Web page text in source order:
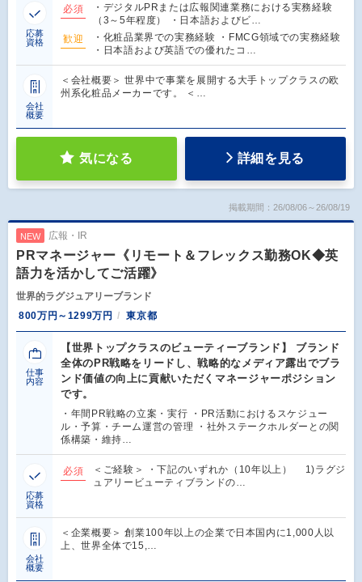
応募
資格
必須
・デジタルPRまたは広報関連業務における実務経験
（3～5年程度） ・日本語およびビ…
歓迎
・化粧品業界での実務経験 ・FMCG領域での実務経験
・日本語および英語での優れたコ…
会社
概要
＜会社概要＞ 世界中で事業を展開する大手トップクラスの欧
州系化粧品メーカーです。 ＜…
気になる 詳細を見る
掲載期間：26/08/06～26/08/19
NEW 広報・IR
PRマネージャー《リモート＆フレックス勤務OK◆英
語力を活かしてご活躍》
世界的ラグジュアリーブランド
800万円～1299万円
東京都
仕事
内容
【世界トップクラスのビューティーブランド】 ブランド
全体のPR戦略をリードし、戦略的なメディア露出でブラ
ンド価値の向上に貢献いただくマネージャーポジション
です。
・年間PR戦略の立案・実行 ・PR活動におけるスケジュー
ル・予算・チーム運営の管理 ・社外ステークホルダーとの関
係構築・維持…
応募
資格
必須
＜ご経験＞ ・下記のいずれか（10年以上） 1)ラグジ
ュアリービューティブランドの…
会社
概要
＜企業概要＞ 創業100年以上の企業で日本国内に1,000人以
上、世界全体で15,…